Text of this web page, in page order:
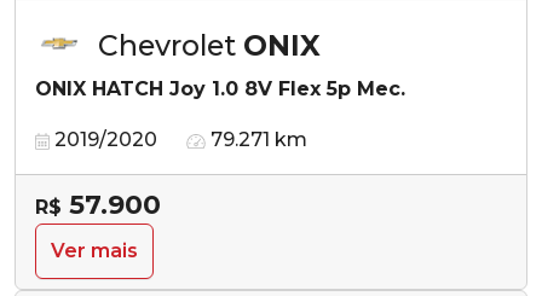
Chevrolet ONIX
ONIX HATCH Joy 1.0 8V Flex 5p Mec.
2019/2020 79.271 km
R$ 57.900
Ver mais